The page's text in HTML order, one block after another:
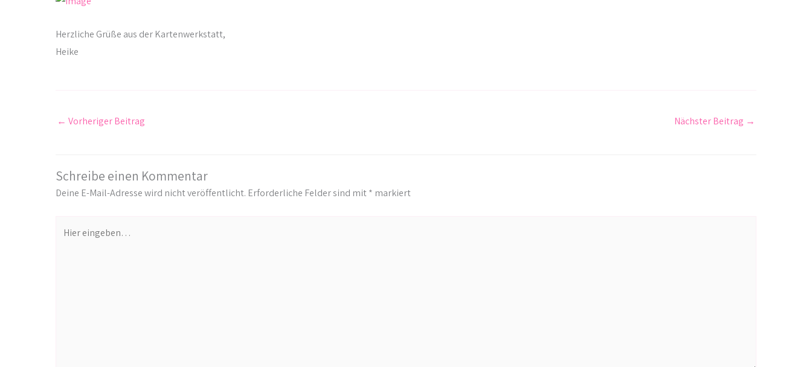
Herzliche Grüße aus der Kartenwerkstatt,
Heike
← Vorheriger Beitrag Nächster Beitrag →
Schreibe einen Kommentar
Deine E-Mail-Adresse wird nicht veröffentlicht. Erforderliche Felder sind mit* markiert
eingeben…